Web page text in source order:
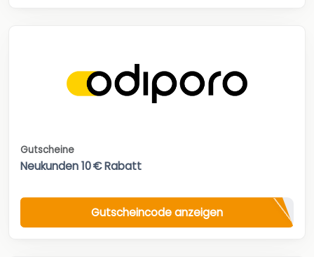
Gutscheine
Neukunden 10 € Rabatt
Gutscheincode anzeigen